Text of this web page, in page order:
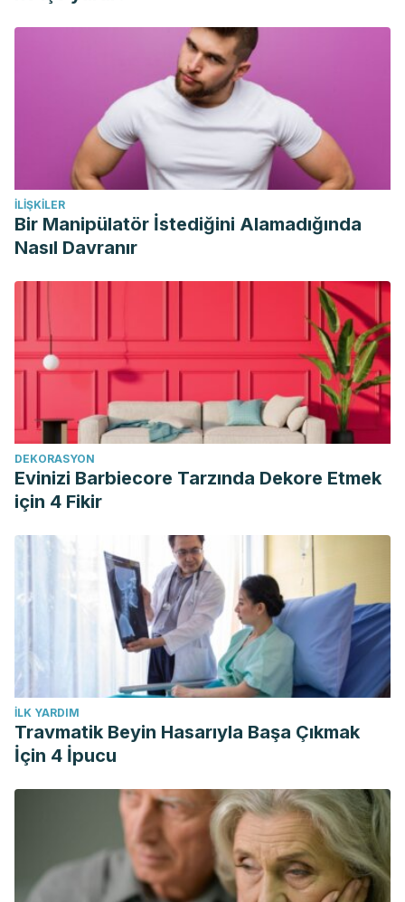
afecciones nodulares del tiroides.” Medisan 19.6 (2015):
İLIŞKILER
Bir Manipülatör İstediğini Alamadığında
Nasıl Davranır
DEKORASYON
Evinizi Barbiecore Tarzında Dekore Etmek
için 4 Fikir
İLK YARDIM
Travmatik Beyin Hasarıyla Başa Çıkmak
İçin 4 İpucu